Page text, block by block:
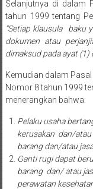
Barat/
Pariaman/
Bukittinggi/
Padang
Kayutanam/
Baso/
Tanjung
pati/
Sarilamak/
Hulu
air/
Selanjutnya di dalam
tahun 1999 tentang
“Setiap klausula baku
dokumen atau
dimaksud pada ayat (1)
Kemudian dalam
Nomor 8 tahun 1999
menerangkan bahwa:
Pelaku usaha
kerusakan dan/
barang dan/atau
Ganti rugi dapat
barang dan/ atau
perawatan